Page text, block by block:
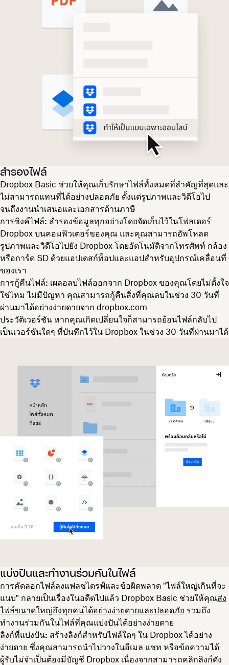
สำรองไฟล์
Dropbox Basic ช่วยให้คุณเก็บรักษาไฟล์ทั้งหมดที่สำคัญที่สุดและ
ไม่สามารถแทนที่ได้อย่างปลอดภัย ตั้งแต่รูปภาพและวิดีโอไป
จนถึงงานนำเสนอและเอกสารด้านภาษี
การซิงค์ไฟล์: สำรองข้อมูลทุกอย่างโดยจัดเก็บไว้ในโฟลเดอร์
Dropbox บนคอมพิวเตอร์ของคุณ และคุณสามารถอัพโหลด
รูปภาพและวิดีโอไปยัง Dropbox โดยอัตโนมัติจากโทรศัพท์ กล้อง
หรือการ์ด SD ด้วยแอปเดสก์ท็อปและแอปสำหรับอุปกรณ์เคลื่อนที่
ของเรา
การกู้คืนไฟล์: เผลอลบไฟล์ออกจาก Dropbox ของคุณโดยไม่ตั้งใจ
ใช่ไหม ไม่มีปัญหา คุณสามารถกู้คืนสิ่งที่คุณลบในช่วง 30 วันที่
ผ่านมาได้อย่างง่ายดายจาก dropbox.com
ประวัติเวอร์ชัน หากคุณเกิดเปลี่ยนใจก็สามารถย้อนไฟล์กลับไป
เป็นเวอร์ชันใดๆ ที่บันทึกไว้ใน Dropbox ในช่วง 30 วันที่ผ่านมาได้
แบ่งปันและทำงานร่วมกันในไฟล์
การคัดลอกไฟล์ลงแฟลชไดรฟ์และข้อผิดพลาด "ไฟล์ใหญ่เกินที่จะ
แนบ" กลายเป็นเรื่องในอดีตไปแล้ว Dropbox Basic ช่วยให้คุณส่ง
ไฟล์ขนาดใหญ่ถึงทุกคนได้อย่างง่ายดายและปลอดภัย รวมถึง
ทำงานร่วมกันในไฟล์ที่คุณแบ่งปันได้อย่างง่ายดาย
ลิงก์ที่แบ่งปัน: สร้างลิงก์สำหรับไฟล์ใดๆ ใน Dropbox ได้อย่าง
ง่ายดาย ซึ่งคุณสามารถนำไปวางในอีเมล แชท หรือข้อความได้
ผู้รับไม่จำเป็นต้องมีบัญชี Dropbox เนื่องจากสามารถคลิกลิงก์ดัง